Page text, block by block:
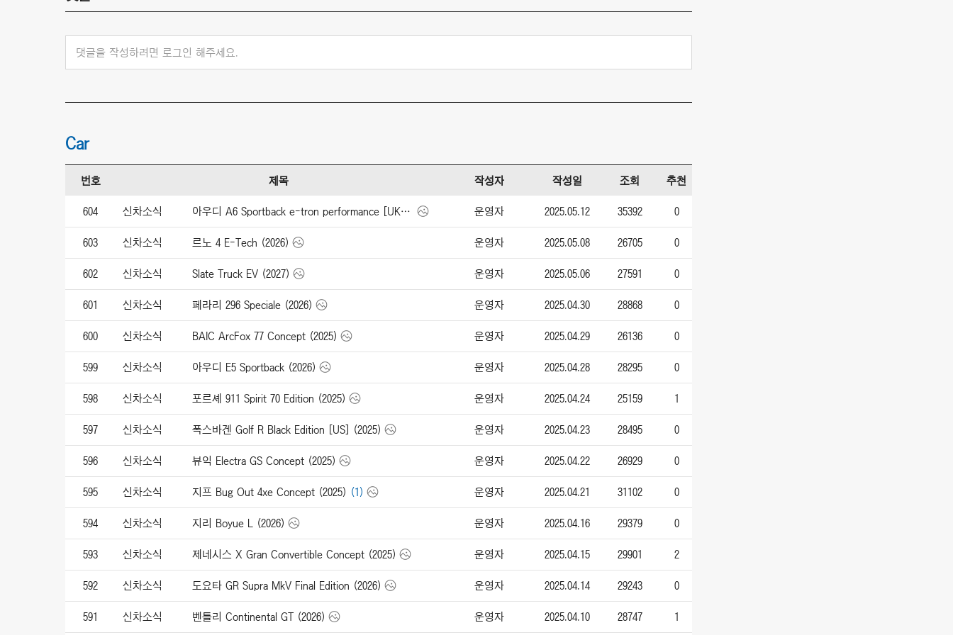
댓글을 작성하려면 로그인 해주세요.
Car
번호 제목 작성자 작성일 조회 추천
604 신차소식 아우디 A6 Sportback e-tron performance [UK] (2025) 운영자 2025.05.12 35392 0
603 신차소식 르노 4 E-Tech (2026) 운영자 2025.05.08 26705 0
602 신차소식 Slate Truck EV (2027) 운영자 2025.05.06 27591 0
601 신차소식 페라리 296 Speciale (2026) 운영자 2025.04.30 28868 0
600 신차소식 BAIC ArcFox 77 Concept (2025) 운영자 2025.04.29 26136 0
599 신차소식 아우디 E5 Sportback (2026) 운영자 2025.04.28 28295 0
598 신차소식 포르셰 911 Spirit 70 Edition (2025) 운영자 2025.04.24 25159 1
597 신차소식 폭스바겐 Golf R Black Edition [US] (2025) 운영자 2025.04.23 28495 0
596 신차소식 뷰익 Electra GS Concept (2025) 운영자 2025.04.22 26929 0
595 신차소식 지프 Bug Out 4xe Concept (2025) (1) 운영자 2025.04.21 31102 0
594 신차소식 지리 Boyue L (2026) 운영자 2025.04.16 29379 0
593 신차소식 제네시스 X Gran Convertible Concept (2025) 운영자 2025.04.15 29901 2
592 신차소식 도요타 GR Supra MkV Final Edition (2026) 운영자 2025.04.14 29243 0
591 신차소식 벤틀리 Continental GT (2026) 운영자 2025.04.10 28747 1